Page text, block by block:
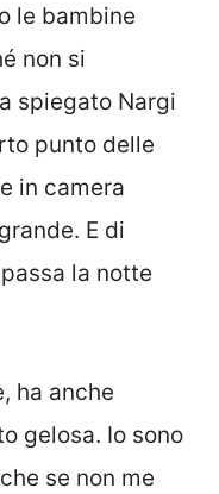
le bambine
non si
spiegato Nargi
punto delle
in camera
E di
la notte
ha anche
gelosa. Io sono
se non me